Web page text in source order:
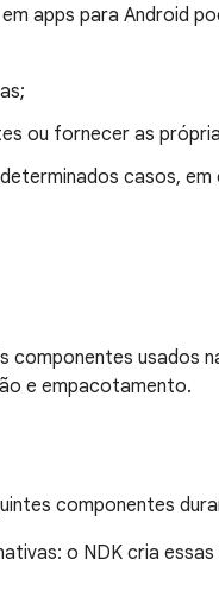
apps para Android
ou fornecer as
casos,
componentes usados
e empacotamento.
componentes
o NDK cria